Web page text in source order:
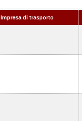
Impresa di trasporto